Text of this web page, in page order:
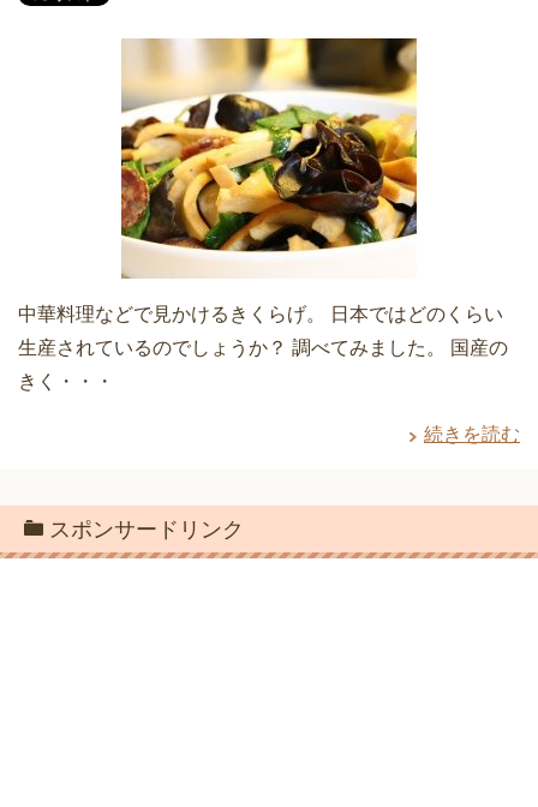
中華料理などで見かけるきくらげ。 日本ではどのくらい
生産されているのでしょうか？ 調べてみました。 国産の
きく・・・
続きを読む
スポンサードリンク